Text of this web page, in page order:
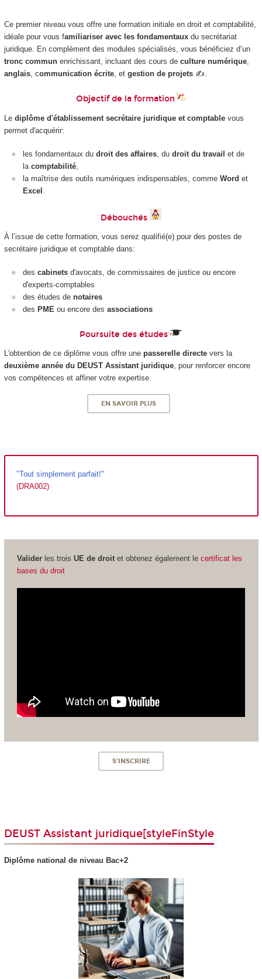
Ce premier niveau vous offre une formation initiale en droit et comptabilité,
idéale pour vous familiariser avec les fondamentaux du secrétariat
juridique. En complément des modules spécialisés, vous bénéficiez d’un
tronc commun enrichissant, incluant des cours de culture numérique,
anglais, communication écrite, etgestion de projets✍️.
Objectif de la formation
Le diplôme d'établissementsecrétaire juridique et comptable vous
permet d'acquérir:
les fondamentaux du droit des affaires, du droit du travail et de
la comptabilité,
la maîtrise des outils numériques indispensables, comme Word et
Excel .
Débouchés
À l’issue de cette formation, vous serez qualifié(e) pour des postes de
secrétaire juridique et comptable dans:
des cabinets d'avocats, de commissaires de justice ou encore
d'experts-comptables
des études de notaires
des PME ou encore des associations
Poursuite des études
L'obtention de ce diplôme vous offre une passerelle directevers la
deuxième année du DEUST Assistant juridique, pour renforcer encore
vos compétences et affiner votre expertise.
EN SAVOIR PLUS
"Tout simplement parfait!"
(DRA002)
Validerles trois UE de droit et obtenez également le certificat les
bases du droit
S'INSCRIRE
DEUST Assistant juridique[styleFinStyle
Diplôme national de niveau Bac+2